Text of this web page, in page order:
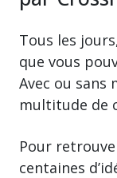
Tous les
que vous
Avec ou sans
multitude de
Pour
centaines